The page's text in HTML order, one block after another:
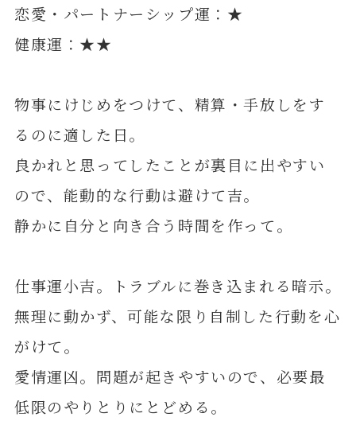
恋愛・パートナーシップ運：★
健康運：★★
物事にけじめをつけて、精算・手放しをす
るのに適した日。
良かれと思ってしたことが裏目に出やすい
ので、能動的な行動は避けて吉。
静かに自分と向き合う時間を作って。
仕事運小吉。トラブルに巻き込まれる暗示。
無理に動かず、可能な限り自制した行動を心
がけて。
愛情運凶。問題が起きやすいので、必要最
低限のやりとりにとどめる。